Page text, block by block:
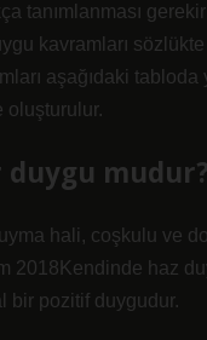
tanımlanması
kavramları sözlükte
aşağıdaki tabloda
oluşturulur.
duygu mudur?
hali, coşkulu ve
2018Kendinde haz
bir pozitif duygudur.